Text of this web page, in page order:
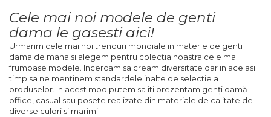
Cele mai noi modele de genti
dama le gasesti aici!
Urmarim cele mai noi trenduri mondiale in materie de genti
dama de mana si alegem pentru colectia noastra cele mai
frumoase modele. Incercam sa cream diversitate dar in acelasi
timp sa ne mentinem standardele inalte de selectie a
produselor. In acest mod putem sa iti prezentam genţi damă
office, casual sau posete realizate din materiale de calitate de
diverse culori si marimi.